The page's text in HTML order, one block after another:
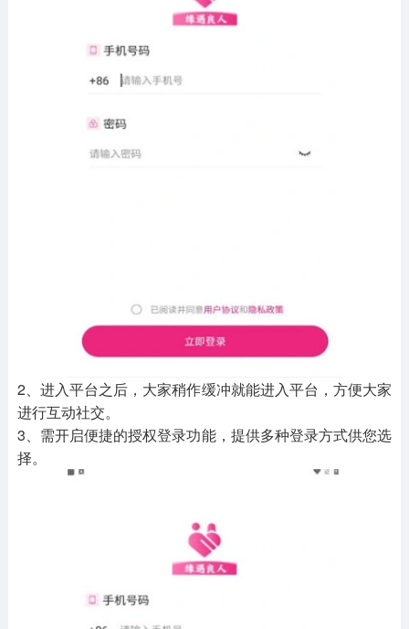
2、进入平台之后，大家稍作缓冲就能进入平台，方便大家
进行互动社交。
3、需开启便捷的授权登录功能，提供多种登录方式供您选
择。